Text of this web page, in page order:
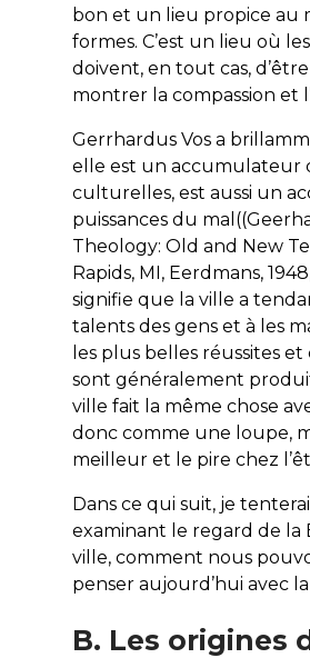
bon et un lieu propice au
formes. C’est un lieu où
doivent, en tout cas,
montrer la compassion et
Gerrhardus Vos a
elle est un accumulateur
culturelles, est aussi un
puissances du
Theology: Old and New
Rapids, MI, Eerdmans,
signifie que la ville a
talents des gens et à les
les plus belles réussites
sont généralement
ville fait la même chose
donc comme une loupe,
meilleur et le pire chez
Dans ce qui suit, je
examinant le regard de la
ville, comment nous
penser aujourd’hui avec
B. Les origines